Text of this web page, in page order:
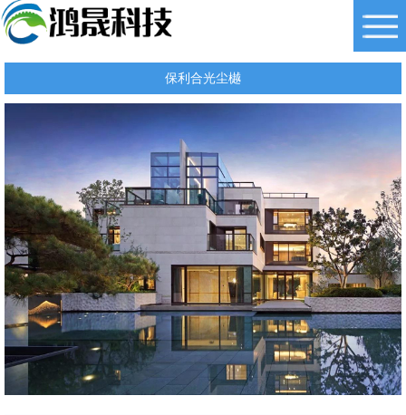
保利合光尘樾